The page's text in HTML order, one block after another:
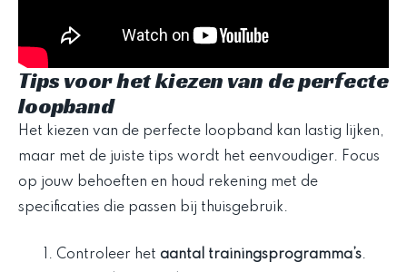
Tips voor het kiezen van de perfecte
loopband
Het kiezen van de perfecte loopband kan lastig lijken,
maar met de juiste tips wordt het eenvoudiger. Focus
op jouw behoeften en houd rekening met de
specificaties die passen bij thuisgebruik.
Controleer het aantal trainingsprogramma’s.